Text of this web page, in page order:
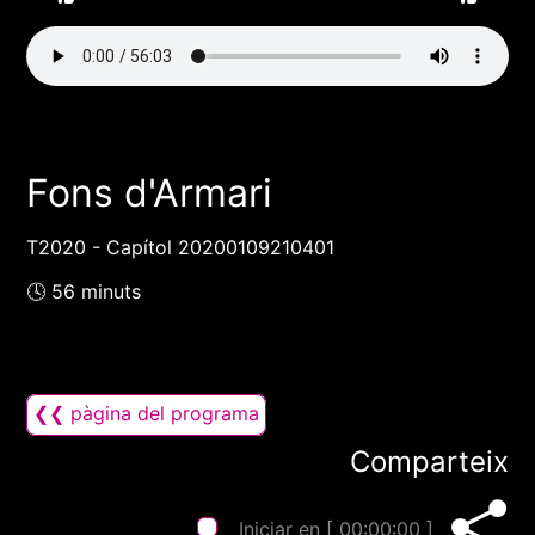
Fons d'Armari
T2020 - Capítol 20200109210401
🕓 56 minuts
❮❮ pàgina del programa
Comparteix
Iniciar en [ 00:00:00 ]